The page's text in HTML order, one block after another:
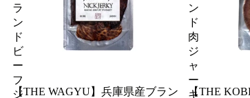
ラ
ン
ド
ビ
ー
フ
ジ
【THE WAGYU】兵庫県産ブラン
ン
ド
肉
ジ
ャ
ー
キ
【THE